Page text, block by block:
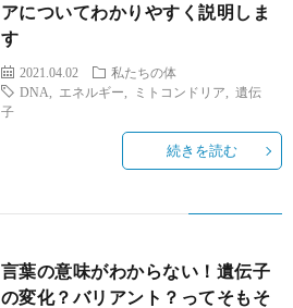
アについてわかりやすく説明しま
す
2021.04.02
私たちの体
DNA
エネルギー ミトコンドリア
遺伝
子
続きを読む
言葉の意味がわからない！遺伝子
の変化？バリアント？ってそもそ